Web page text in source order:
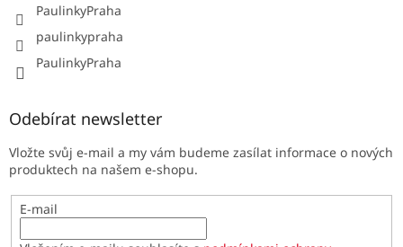
PaulinkyPraha
paulinkypraha
PaulinkyPraha
Odebírat newsletter
Vložte svůj e-mail a my vám budeme zasílat informace o nových
produktech na našem e-shopu.
E-mail